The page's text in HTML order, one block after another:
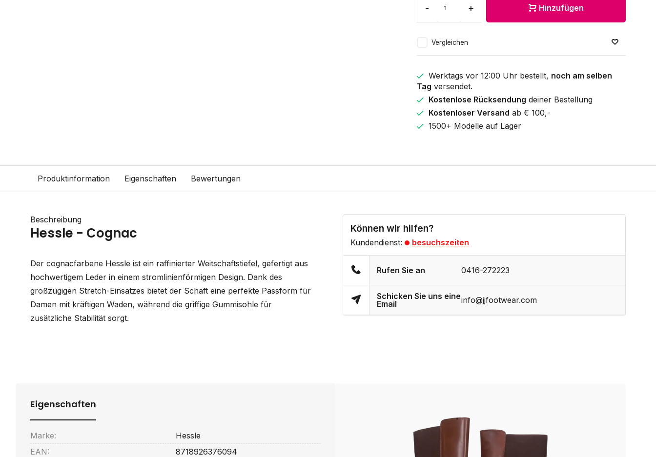
- + Hinzufügen
Vergleichen
Werktags vor 12:00 Uhr bestellt, noch am selben
Tag versendet.
Kostenlose Rücksendung deiner Bestellung
Kostenloser Versand ab € 100,-
1500+ Modelle auf Lager
Produktinformation Eigenschaften Bewertungen
Beschreibung
Hessle - Cognac
Der cognacfarbene Hessle ist ein raffinierter Weitschaftstiefel, gefertigt aus
hochwertigem Leder in einem stromlinienförmigen Design. Dank des
großzügigen Stretch-Einsatzes bietet der Schaft eine perfekte Passform für
Damen mit kräftigen Waden, während die griffige Gummisohle für
zusätzliche Stabilität sorgt.
Können wir hilfen?
Kundendienst: besuchszeiten
Rufen Sie an 0416-272223
Schicken Sie uns eine
Email
info@jjfootwear.com
Eigenschaften
Marke:
Hessle
EAN:
8718926376094